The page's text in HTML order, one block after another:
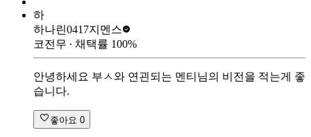
하
하나린0417지멘스
코전무 ∙ 채택률 100%
안녕하세요 부ㅅ와 연괸되는 멘티님의 비전을 적는게 좋
습니다.
좋아요 0